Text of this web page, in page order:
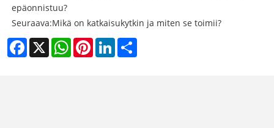
epäonnistuu?
Seuraava:Mikä on katkaisukytkin ja miten se toimii?
Facebook
X WhatsAppPinterestLinkedIn